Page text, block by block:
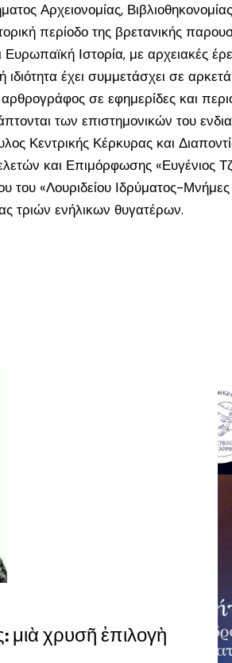
Αρχειονομίας,
περίοδο της βρετανικής
Ευρωπαϊκή Ιστορία, με αρχειακές
ιδιότητα έχει συμμετάσχει σε
αρθρογράφος σε εφημερίδες και
των επιστημονικών του
Κεντρικής Κέρκυρας και
και Επιμόρφωσης «Ευγένιος
του «Λουριδείου Ιδρύματος-
τριών ενήλικων θυγατέρων.
χρυσῆ ἐπιλογὴ